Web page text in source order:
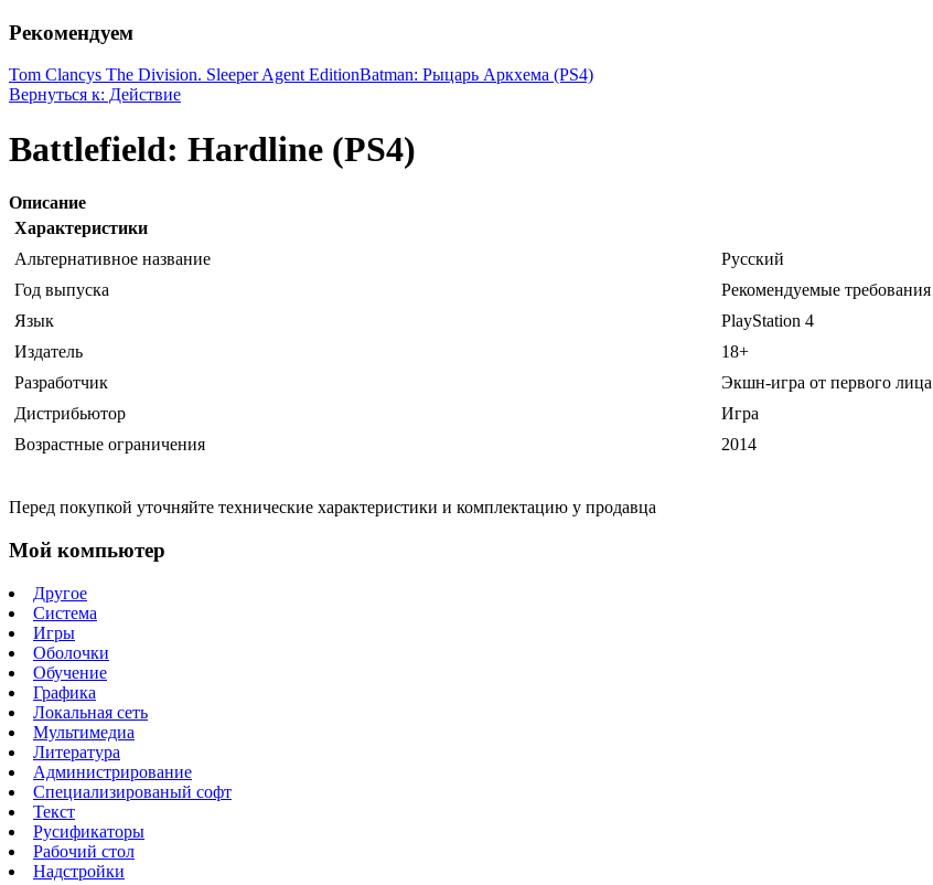
Рекомендуем
Tom Clancys The Division. Sleeper Agent EditionBatman: Рыцарь Аркхема (PS4)
Вернуться к: Действие
Battlefield: Hardline (PS4)
Описание
Характеристики
Альтернативное название
Русский
Год выпуска
Рекомендуемые требования
Язык
PlayStation 4
Издатель
18+
Разработчик
Экшн-игра от первого лица
Дистрибьютор
Игра
Возрастные ограничения
2014
Перед покупкой уточняйте технические характеристики и комплектацию у продавца
Мой компьютер
Другое
Система
Игры
Оболочки
Обучение
Графика
Локальная сеть
Мультимедиа
Литература
Администрирование
Специализированый софт
Текст
Русификаторы
Рабочий стол
Надстройки